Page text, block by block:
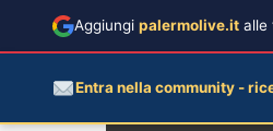
Aggiungi palermolive.it alle
Entra nella community -